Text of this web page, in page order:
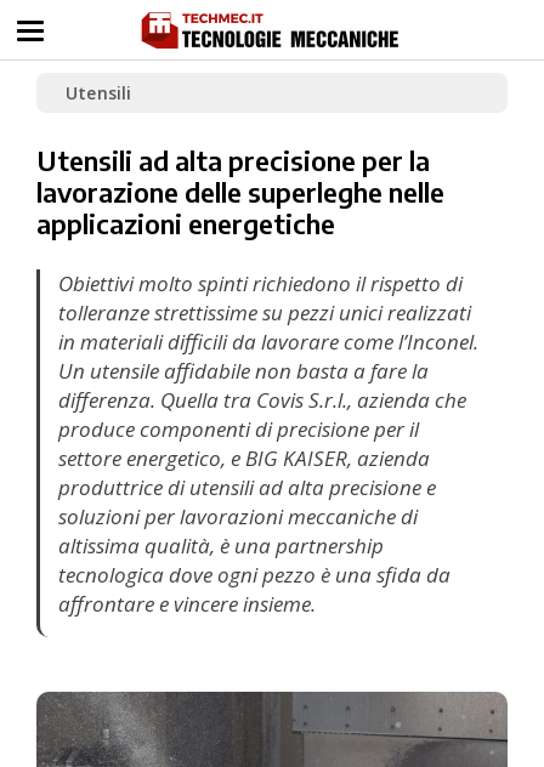
Utensili
Utensili ad alta precisione per la
lavorazione delle superleghe nelle
applicazioni energetiche
Obiettivi molto spinti richiedono il rispetto di
tolleranze strettissime su pezzi unici realizzati
in materiali difficili da lavorare come l’Inconel.
Un utensile affidabile non basta a fare la
differenza. Quella tra Covis S.r.l., azienda che
produce componenti di precisione per il
settore energetico, e BIG KAISER, azienda
produttrice di utensili ad alta precisione e
soluzioni per lavorazioni meccaniche di
altissima qualità, è una partnership
tecnologica dove ogni pezzo è una sfida da
affrontare e vincere insieme.